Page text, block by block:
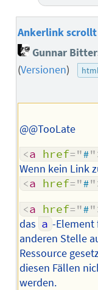
Ankerlink scrollt
Gunnar
(Versionen) html
@@TooLate
<a href="#"
Wenn kein Link
<a href="#"
<a href="#"
das a -Element
anderen Stelle
Ressource
diesen Fällen
werden.